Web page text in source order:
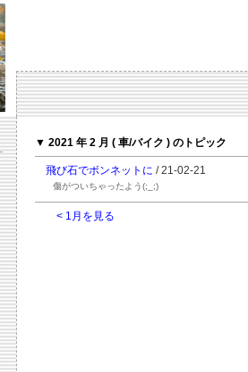
▼ 2021 年 2 月 ( 車/バイク ) のトピック
飛び石でボンネットに / 21-02-21
傷がついちゃったよう(;_;)
< 1月を見る